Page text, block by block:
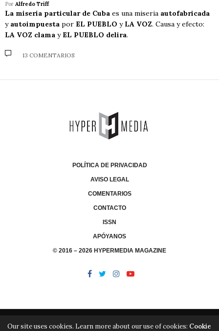
Por Alfredo Triff
La miseria particular de Cuba es una miseria autofabricada
y autoimpuesta por EL PUEBLO y LA VOZ. Causa y efecto:
LA VOZ clama y EL PUEBLO delira.
13 COMENTARIOS
POLÍTICA DE PRIVACIDAD
AVISO LEGAL
COMENTARIOS
CONTACTO
ISSN
APÓYANOS
© 2016 – 2026 HYPERMEDIA MAGAZINE
Our site uses cookies. Learn more about our use of cookies: Cookie